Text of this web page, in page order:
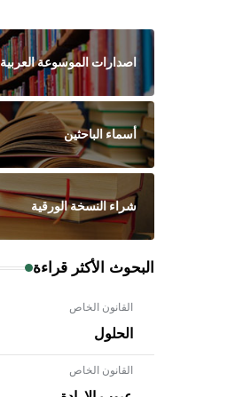
اصدارات الموسوعة العربية
أسماء الباحثين
شراء النسخة الورقية
البحوث الأكثر قراءة
القانون الخاص
الحلول
القانون الخاص